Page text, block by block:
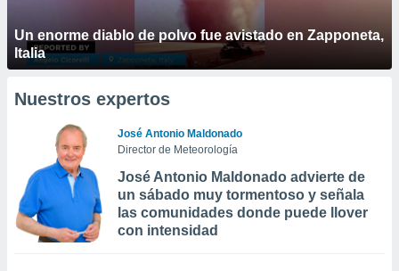
Un enorme diablo de polvo fue avistado en Zapponeta,
Italia
Nuestros expertos
José Antonio Maldonado
Director de Meteorología
José Antonio Maldonado advierte de
un sábado muy tormentoso y señala
las comunidades donde puede llover
con intensidad